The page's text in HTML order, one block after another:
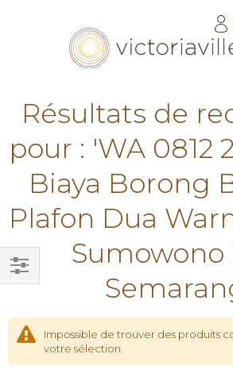
Résultats de
pour : 'WA 0812
Biaya Borong
Plafon Dua
Sumowono
Impossible de trouver des produits
votre sélection.
Filtrer